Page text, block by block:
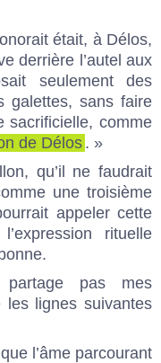
était, à Délos,
derrière l’autel aux
seulement des
galettes, sans faire
sacrificielle, comme
de Délos . »
qu’il ne faudrait
une troisième
appeler cette
rituelle
pas mes
les lignes suivantes
l’âme parcourant